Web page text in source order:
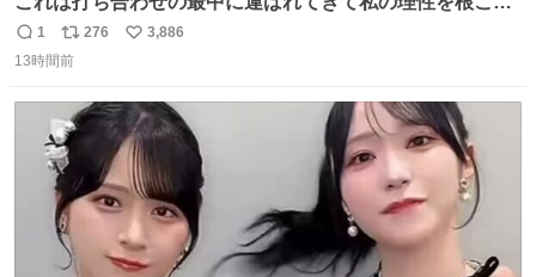
ぎ奪い去ったプリンの写真です。
返
信
1
リ
ポ
ト
数
276
い
数
3,886
13時間前